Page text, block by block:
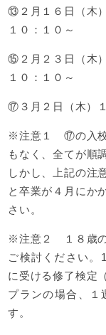
⑬２月１６日（
１０：１０～
⑮２月２３日（
１０：１０～
⑰３月２日（木）
※注意１ ⑰の入校
もなく、全てが順
しかし、上記の注
と卒業が４月にか
さい。
※注意２ １８歳の
ご検討ください。
に受ける修了検定
プランの場合、１
す。